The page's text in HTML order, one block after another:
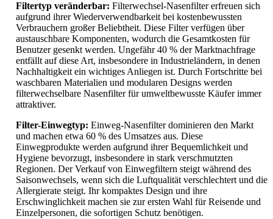
Filtertyp veränderbar: Filterwechsel-Nasenfilter erfreuen sich
aufgrund ihrer Wiederverwendbarkeit bei kostenbewussten
Verbrauchern großer Beliebtheit. Diese Filter verfügen über
austauschbare Komponenten, wodurch die Gesamtkosten für
Benutzer gesenkt werden. Ungefähr 40 % der Marktnachfrage
entfällt auf diese Art, insbesondere in Industrieländern, in denen
Nachhaltigkeit ein wichtiges Anliegen ist. Durch Fortschritte bei
waschbaren Materialien und modularen Designs werden
filterwechselbare Nasenfilter für umweltbewusste Käufer immer
attraktiver.
Filter-Einwegtyp: Einweg-Nasenfilter dominieren den Markt
und machen etwa 60 % des Umsatzes aus. Diese
Einwegprodukte werden aufgrund ihrer Bequemlichkeit und
Hygiene bevorzugt, insbesondere in stark verschmutzten
Regionen. Der Verkauf von Einwegfiltern steigt während des
Saisonwechsels, wenn sich die Luftqualität verschlechtert und die
Allergierate steigt. Ihr kompaktes Design und ihre
Erschwinglichkeit machen sie zur ersten Wahl für Reisende und
Einzelpersonen, die sofortigen Schutz benötigen.